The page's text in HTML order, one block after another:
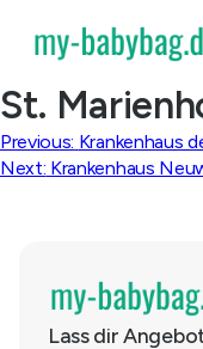
content
St.
Previous: Krankenhaus
Next: Krankenhaus
Lass dir